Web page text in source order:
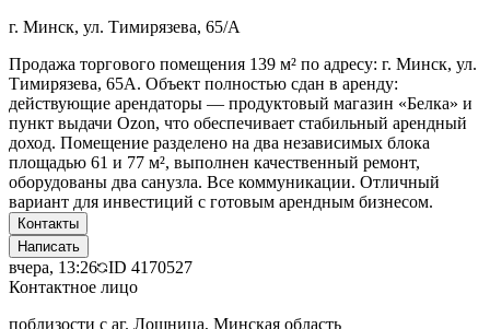
г. Минск, ул. Тимирязева, 65/А
Продажа торгового помещения 139 м² по адресу: г. Минск, ул.
Тимирязева, 65А. Объект полностью сдан в аренду:
действующие арендаторы — продуктовый магазин «Белка» и
пункт выдачи Ozon, что обеспечивает стабильный арендный
доход. Помещение разделено на два независимых блока
площадью 61 и 77 м², выполнен качественный ремонт,
оборудованы два санузла. Все коммуникации. Отличный
вариант для инвестиций с готовым арендным бизнесом.
Контакты
Написать
вчера, 13:26 ID 4170527
Контактное лицо
поблизости с аг. Лошница, Минская область